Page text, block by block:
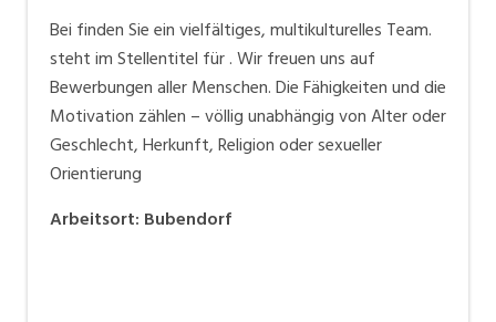
Bei finden Sie ein vielfältiges, multikulturelles Team.
steht im Stellentitel für . Wir freuen uns auf
Bewerbungen aller Menschen. Die Fähigkeiten und die
Motivation zählen – völlig unabhängig von Alter oder
Geschlecht, Herkunft, Religion oder sexueller
Orientierung
Arbeitsort: Bubendorf